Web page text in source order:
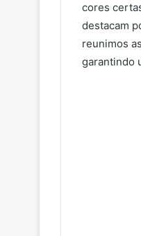
cores
destacam
reunimos
garantindo